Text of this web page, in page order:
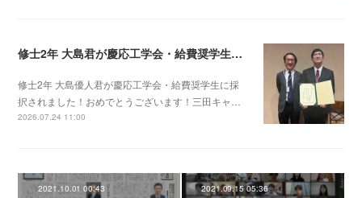
修士2年 大島君が慶応工学会・給費奨学生に採択されました！
修士2年 大島優人君が慶応工学会・給費奨学生に採
択されました！おめでとうございます！三田キャ…
2026.07.24 11:00
2021.10.01 00:43 2021.09.15 05:36